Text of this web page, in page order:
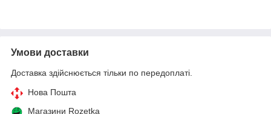
Умови доставки
Доставка здійснюється тільки по передоплаті.
Нова Пошта
Магазини Rozetka